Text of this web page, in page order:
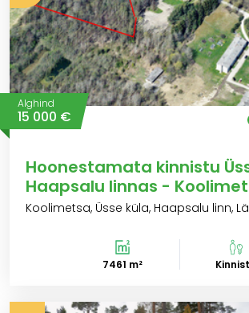
Alghind
15 000 €
Hoonestamata kinnistu
Haapsalu linnas -
Koolimetsa, Üsse küla, Haapsalu linn,
7461 m²